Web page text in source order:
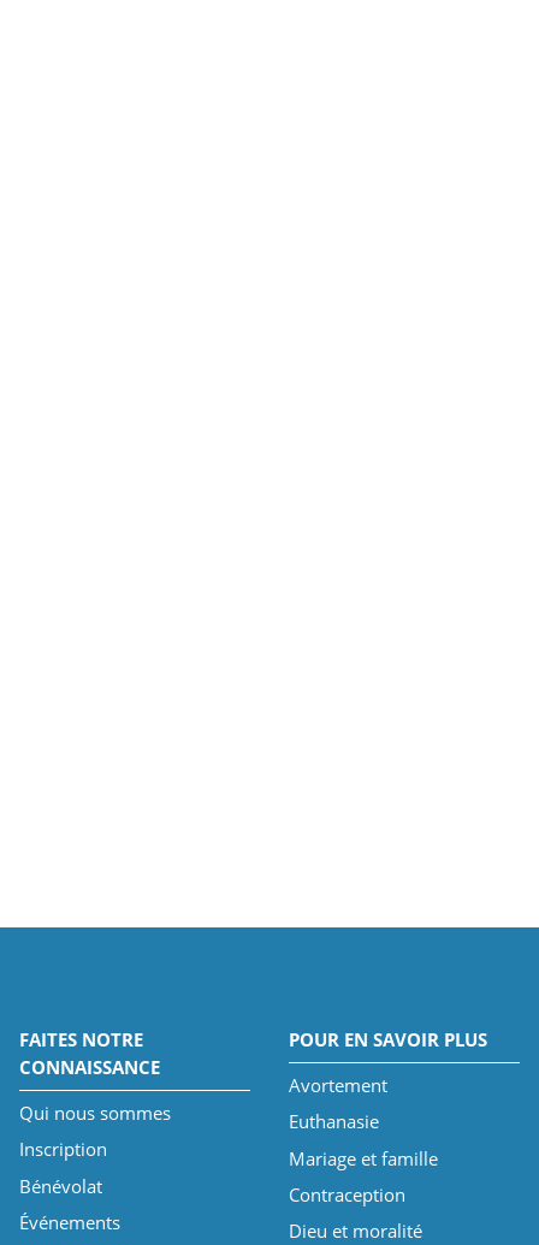
FAITES NOTRE
CONNAISSANCE
Qui nous sommes
Inscription
Bénévolat
Événements
POUR EN SAVOIR PLUS
Avortement
Euthanasie
Mariage et famille
Contraception
Dieu et moralité